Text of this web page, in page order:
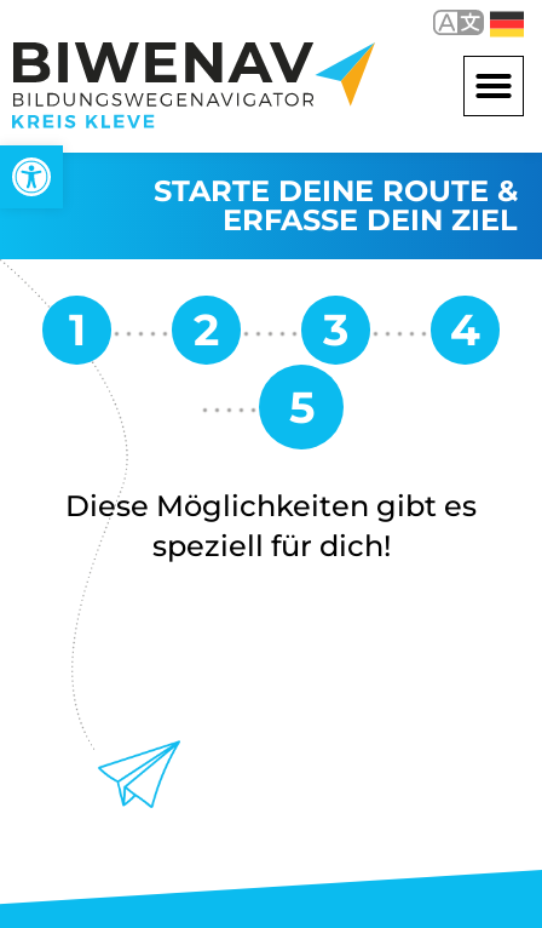
Werkzeugleiste öffnen
STARTE DEINE ROUTE &
ERFASSE DEIN ZIEL
Diese Möglichkeiten gibt es
speziell für dich!